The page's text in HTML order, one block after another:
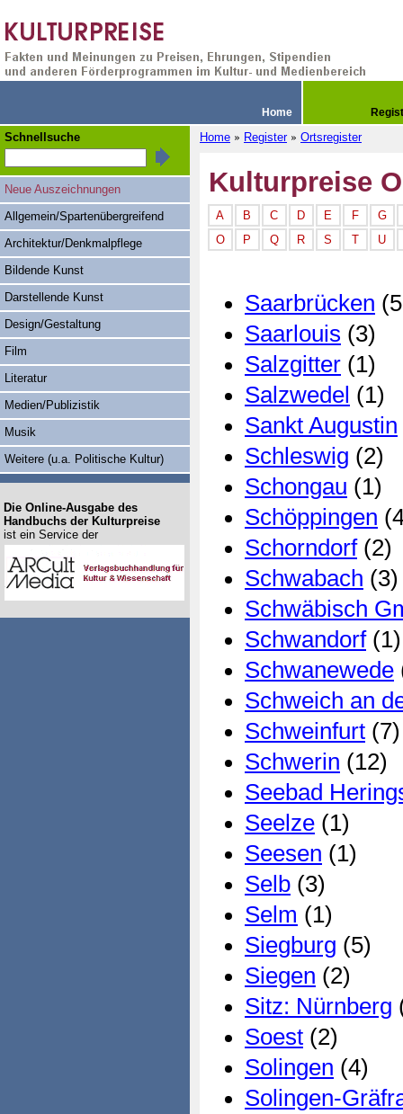
Home
Home » Register » Ortsregister
Kulturpreise
A B C D E F
G
O
P Q R S T U
Saarbrücken
Saarlouis (3)
Salzgitter (1)
Salzwedel (1)
Sankt Augustin
Schleswig (2)
Schongau (1)
Schöppingen
Schorndorf(2)
Schwabach (3)
Schwäbisch
Schwandorf(1)
Schwanewede
Schweich an
Schweinfurt (7)
Schwerin (12)
Seebad
Seelze (1)
Seesen (1)
Selb (3)
Selm (1)
Siegburg (5)
Siegen (2)
Sitz: Nürnberg
Soest (2)
Solingen (4)
Solingen-
Schnellsuche
Neue Auszeichnungen
Allgemein/Spartenübergreifend
Architektur/Denkmalpflege
Bildende Kunst
Darstellende Kunst
Design/Gestaltung
Film
Literatur
Medien/Publizistik
Musik
Weitere (u.a. Politische Kultur)
Die Online-Ausgabe des
Handbuchs der Kulturpreise
ist ein Service der